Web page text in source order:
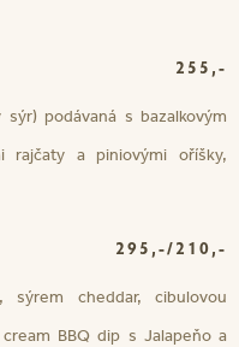
podávaná s bazalkovým
rajčaty a piniovými oříšky,
255,-
cheddar, cibulovou
BBQ dip s Jalapeňo a
295,-/210,-